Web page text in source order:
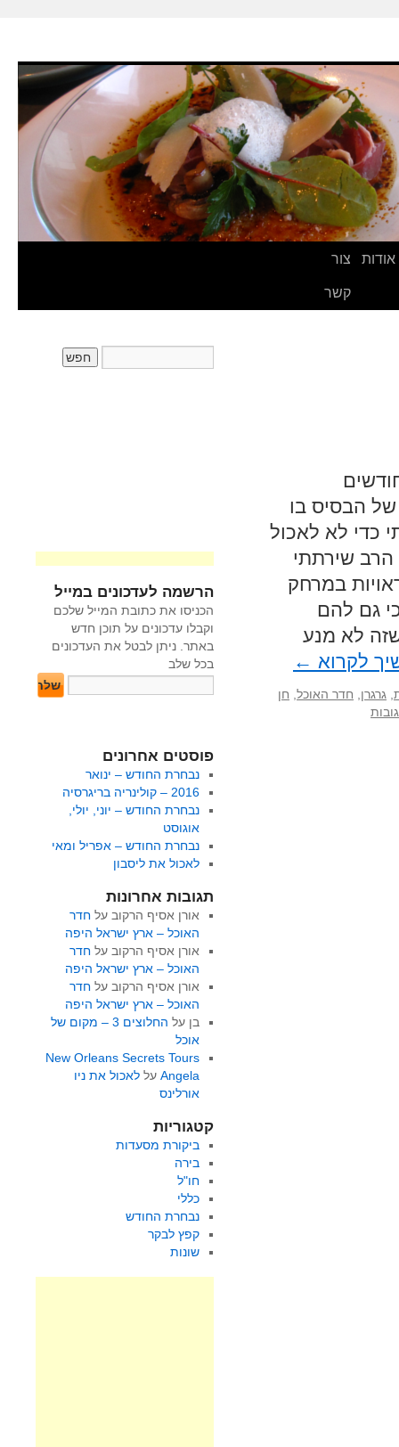
אודות צור
קשר
של הבסיס בו
כדי לא לאכול
הרב שירתתי
במרחק
גם להם
לא מנע
לקרוא ←
גרגרן חדר האוכל חן
הרשמה לעדכונים במייל
הכניסו את כתובת המייל שלכם
וקבלו עדכונים על תוכן חדש
באתר. ניתן לבטל את העדכונים
בכל שלב
פוסטים אחרונים
נבחרת החודש – ינואר
2016 – קולינריה בריגרסיה
נבחרת החודש – יוני, יולי,
אוגוסט
נבחרת החודש – אפריל ומאי
לאכול את ליסבון
תגובות אחרונות
אורן אסיף הרקוב על חדר
האוכל – ארץ ישראל היפה
אורן אסיף הרקוב על חדר
האוכל – ארץ ישראל היפה
אורן אסיף הרקוב על חדר
האוכל – ארץ ישראל היפה
בן על
החלוצים 3 – מקום של
אוכל
New Orleans Secrets Tours
Angelaעל לאכול את ניו
אורלינס
קטגוריות
ביקורת מסעדות
בירה
חו"ל
כללי
נבחרת החודש
קפץ לבקר
שונות